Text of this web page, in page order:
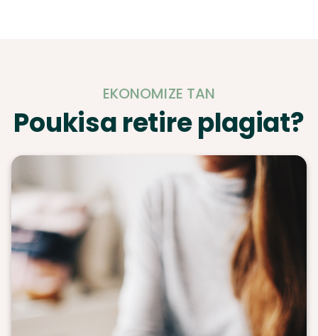
EKONOMIZE TAN
Poukisa retire plagiat?